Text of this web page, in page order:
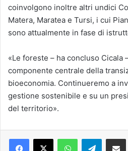
coinvolgono inoltre altri undici
Matera, Maratea e Tursi, i cui
sono attualmente in fase di
«Le foreste – ha concluso Cicala
componente centrale della
bioeconomia. Continueremo a
gestione sostenibile e su un
del territorio».
Telegram